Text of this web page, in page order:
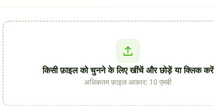
किसी फ़ाइल को चुनने के लिए खींचें और छोड़ें या क्लिक करें
अधिकतम फ़ाइल आकार: 10 एमबी